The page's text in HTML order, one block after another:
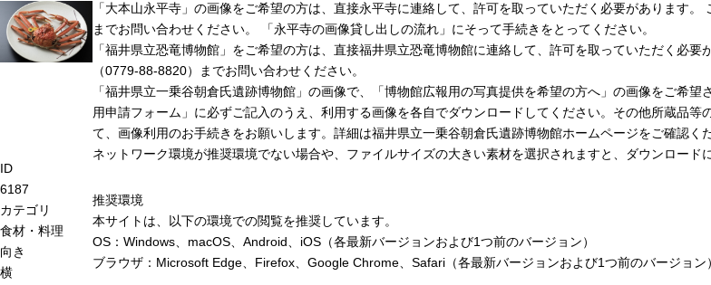
ID
6187
カテゴリ
食材・料理
向き
横
「大本山永平寺」の画像をご希望の方は、直接永平寺に連絡して、許可を取っていただく必要があります
までお問い合わせください。 「永平寺の画像貸し出しの流れ」にそって手続きをとってください。
「福井県立恐竜博物館」をご希望の方は、直接福井県立恐竜博物館に連絡して、許可を取っていただく必
（0779-88-8820）までお問い合わせください。
「福井県立一乗谷朝倉氏遺跡博物館」の画像で、「博物館広報用の写真提供を希望の方へ」の画像をご希
用申請フォーム」に必ずご記入のうえ、利用する画像を各自でダウンロードしてください。その他所蔵品
て、画像利用のお手続きをお願いします。詳細は福井県立一乗谷朝倉氏遺跡博物館ホームページをご確認くだ
ネットワーク環境が推奨環境でない場合や、ファイルサイズの大きい素材を選択されますと、ダウンロード
推奨環境
本サイトは、以下の環境での閲覧を推奨しています。
OS：Windows、macOS、Android、iOS（各最新バージョンおよび1つ前のバージョン）
ブラウザ：Microsoft Edge、Firefox、Google Chrome、Safari（各最新バージョンおよび1つ前のバージョン）